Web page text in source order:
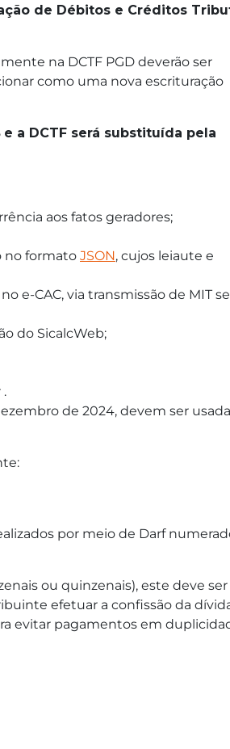
de Débitos e Créditos
na DCTF PGD deverão ser
como uma nova escrituração
e a DCTF será substituída pela
aos fatos geradores;
no formato JSON, cujos leiaute e
e-CAC, via transmissão de MIT
do SicalcWeb;
.
de 2024, devem ser
por meio de Darf
ou quinzenais), este deve ser
efetuar a confissão da
evitar pagamentos em